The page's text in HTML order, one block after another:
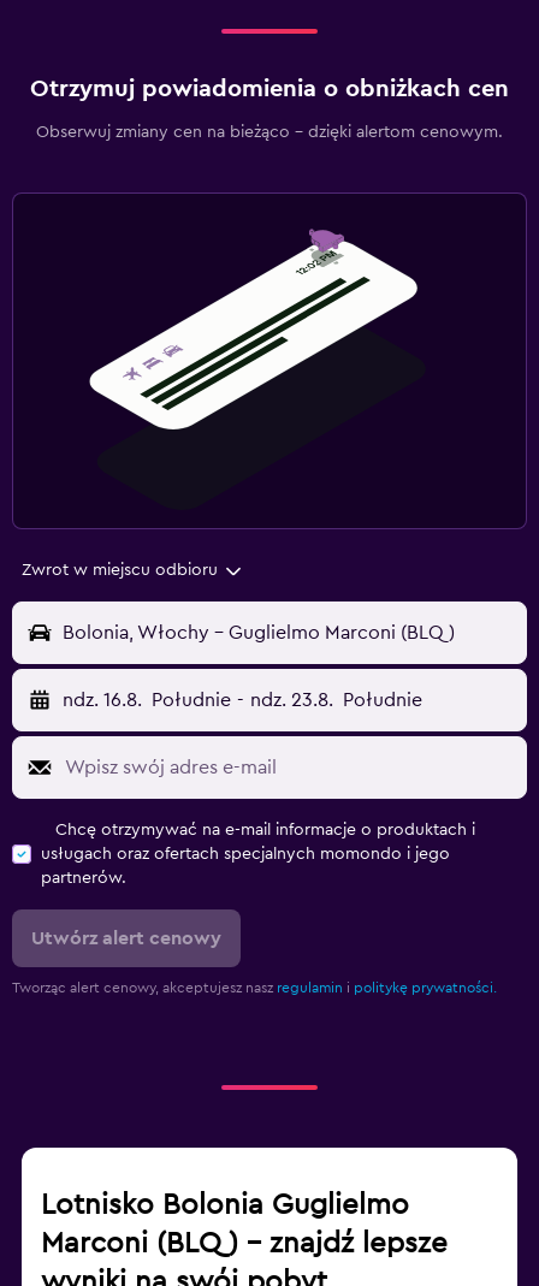
Otrzymuj powiadomienia o obniżkach cen
Obserwuj zmiany cen na bieżąco – dzięki alertom cenowym.
Zwrot w miejscu odbioru
Bolonia, Włochy - Guglielmo Marconi (BLQ)
ndz. 16.8. Południe - ndz. 23.8. Południe
Chcę otrzymywać na e-mail informacje o produktach i
usługach oraz ofertach specjalnych momondo i jego
partnerów.
Utwórz alert cenowy
Tworząc alert cenowy, akceptujesz nasz regulamin i politykę prywatności.
Lotnisko Bolonia Guglielmo
Marconi (BLQ) – znajdź lepsze